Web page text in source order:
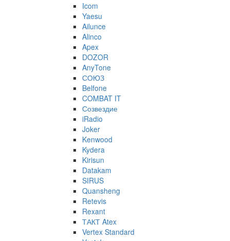
Icom
Yaesu
Ailunce
Alinco
Apex
DOZOR
AnyTone
СОЮЗ
Belfone
COMBAT IT
Созвездие
iRadio
Joker
Kenwood
Kydera
Kirisun
Datakam
SIRUS
Quansheng
Retevis
Rexant
ТАКТ Atex
Vertex Standard